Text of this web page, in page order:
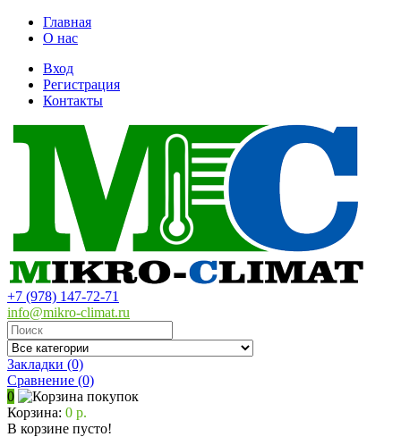
Главная
О нас
Вход
Регистрация
Контакты
+7 (978) 147-72-71
info@mikro-climat.ru
Закладки (0)
Сравнение (0)
0
Корзина: 0 р.
В корзине пусто!